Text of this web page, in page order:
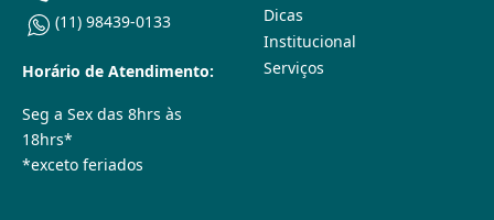
(11) 98439-0133
Horário de Atendimento:
Seg a Sex das 8hrs às
18hrs*
*exceto feriados
Dicas
Institucional
Serviços